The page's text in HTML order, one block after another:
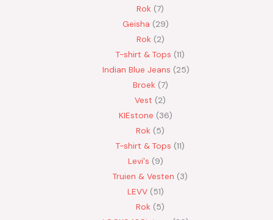
Rok 7
Geisha
29
Rok 2
T-shirt & Tops 11
Indian Blue Jeans 25
Broek 7
Vest
2
KIEstone
36
Rok 5
T-shirt & Tops 11
Levi's
9
Truien & Vesten
3
LEVV 51
Rok 5